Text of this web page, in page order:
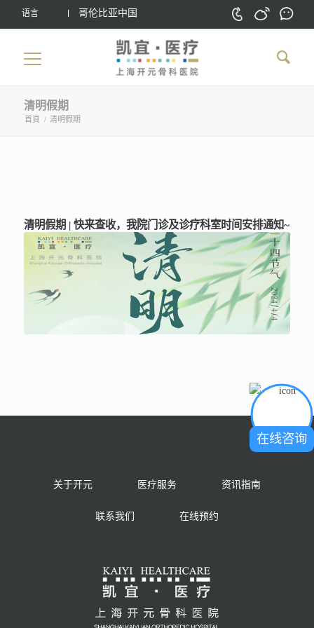
语言 哥伦比亚中国
清明假期
首頁 / 清明假期
清明假期 | 快来查收，我院门诊及诊疗科室时间安排通知~
关于开元 医疗服务 资讯指南
联系我们 在线预约
在线咨询